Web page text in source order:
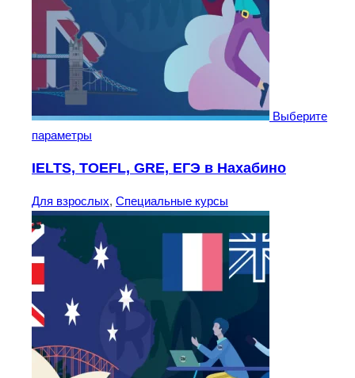
Выберите
параметры
IELTS, TOEFL, GRE, ЕГЭ в Нахабино
Для взрослых, Специальные курсы